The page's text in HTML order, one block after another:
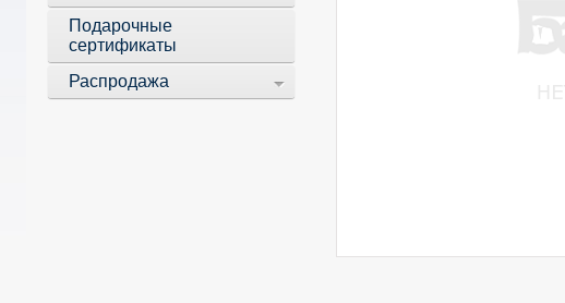
Подарочные
сертификаты
Распродажа